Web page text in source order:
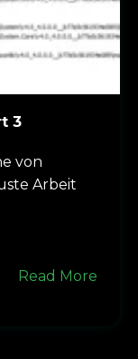
3
von
Arbeit
Read More